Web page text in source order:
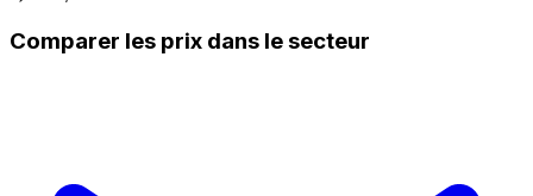
Comparer les prix dans le secteur